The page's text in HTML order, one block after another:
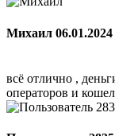
Михаил
всё отлично ,
операторов и